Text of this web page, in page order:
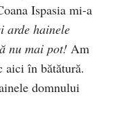
Ispasia mi-a
arde hainele
nu mai pot! Am
aici în bătătură.
domnului